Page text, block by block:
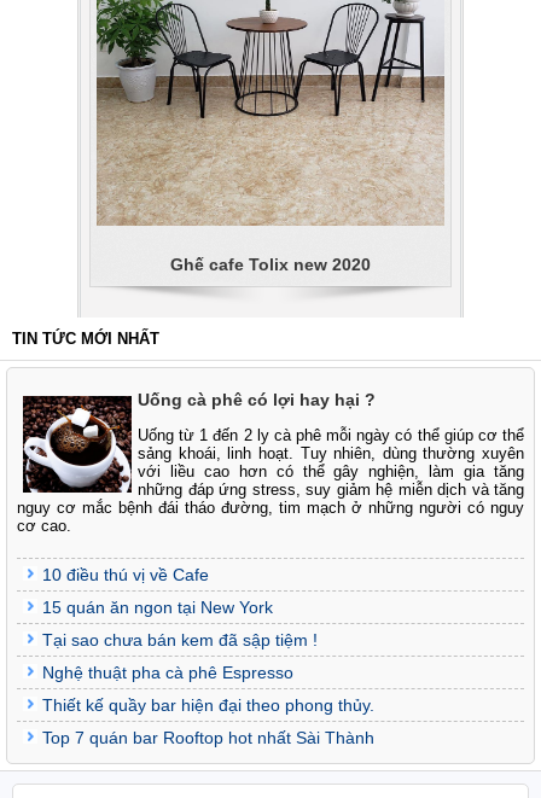
Ghế cafe Tolix new 2020
TIN TỨC MỚI NHẤT
Uống cà phê có lợi hay hại ?
Uống từ 1 đến 2 ly cà phê mỗi ngày có thể giúp cơ thể
sảng khoái, linh hoạt. Tuy nhiên, dùng thường xuyên
với liều cao hơn có thể gây nghiện, làm gia tăng
những đáp ứng stress, suy giảm hệ miễn dịch và tăng
nguy cơ mắc bệnh đái tháo đường, tim mạch ở những người có nguy
cơ cao.
10 điều thú vị về Cafe
15 quán ăn ngon tại New York
Tại sao chưa bán kem đã sập tiệm !
Nghệ thuật pha cà phê Espresso
Thiết kế quầy bar hiện đại theo phong thủy.
Top 7 quán bar Rooftop hot nhất Sài Thành